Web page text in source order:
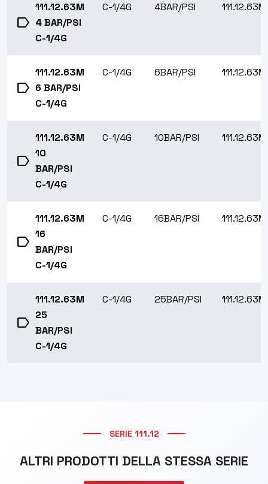
label
111.12.63M
4 BAR/PSI
C-1/4G
C-1/4G 4BAR/PSI 111.12.63M
label
111.12.63M
6 BAR/PSI
C-1/4G
C-1/4G 6BAR/PSI 111.12.63M
label
111.12.63M
10
BAR/PSI
C-1/4G
C-1/4G 10BAR/PSI 111.12.63M
label
111.12.63M
16
BAR/PSI
C-1/4G
C-1/4G 16BAR/PSI 111.12.63M
label
111.12.63M
25
BAR/PSI
C-1/4G
C-1/4G 25BAR/PSI 111.12.63M
SERIE 111.12
ALTRI PRODOTTI DELLA STESSA SERIE